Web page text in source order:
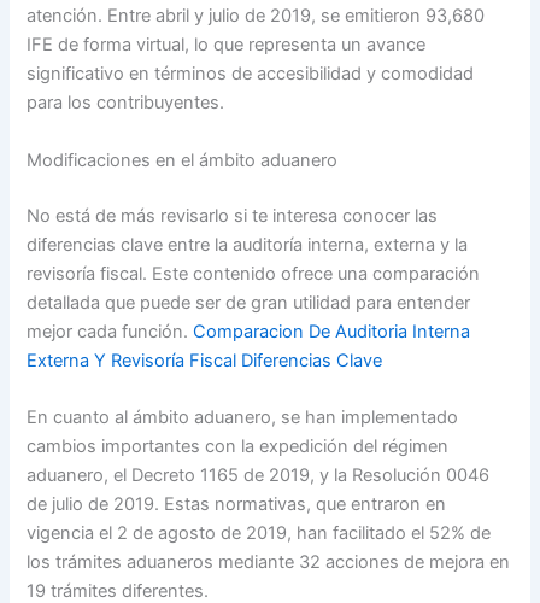
atención. Entre abril y julio de 2019, se emitieron 93,680
IFE de forma virtual, lo que representa un avance
significativo en términos de accesibilidad y comodidad
para los contribuyentes.
Modificaciones en el ámbito aduanero
No está de más revisarlo si te interesa conocer las
diferencias clave entre la auditoría interna, externa y la
revisoría fiscal. Este contenido ofrece una comparación
detallada que puede ser de gran utilidad para entender
mejor cada función.Comparacion De Auditoria Interna
Externa Y Revisoría Fiscal Diferencias Clave
En cuanto al ámbito aduanero, se han implementado
cambios importantes con la expedición del régimen
aduanero, el Decreto 1165 de 2019, y la Resolución 0046
de julio de 2019. Estas normativas, que entraron en
vigencia el 2 de agosto de 2019, han facilitado el 52% de
los trámites aduaneros mediante 32 acciones de mejora en
19 trámites diferentes.